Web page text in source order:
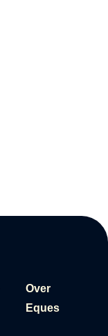
Over
Eques